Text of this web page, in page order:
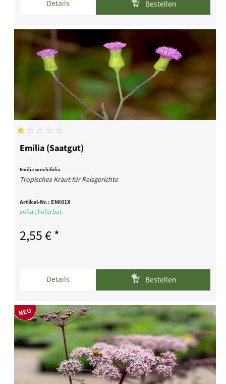
Details Bestellen
Emilia (Saatgut)
Emilia sonchifolia
Tropisches Kraut für Reisgerichte
Artikel-Nr.: EMI01X
sofort lieferbar
2,55 € *
Details Bestellen